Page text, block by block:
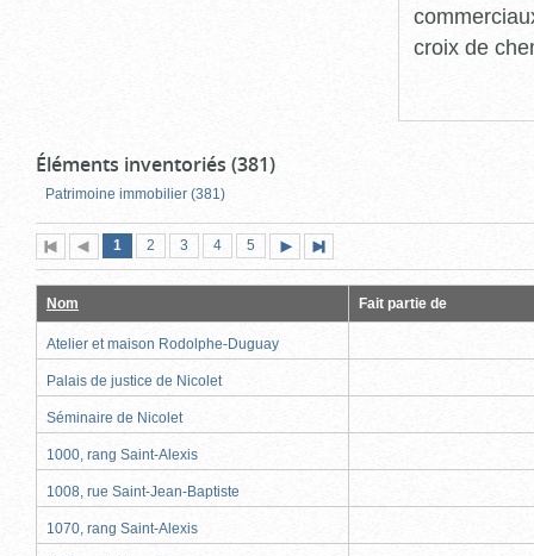
croix de
Éléments inventoriés (381)
Patrimoine immobilier (381)
Première
page
Page
précédente
Page
1 (page
actuelle)
Page
2 Page
3 Page
4 Page
5
suivante
page
Nom Fait partie de
Atelier et maison Rodolphe-Duguay
Palais de justice de Nicolet
Séminaire de Nicolet
1000, rang Saint-Alexis
1008, rue Saint-Jean-Baptiste
1070, rang Saint-Alexis